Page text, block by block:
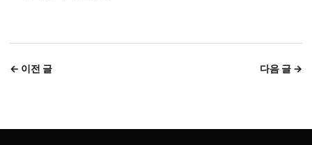
← 이전 글 다음 글 →